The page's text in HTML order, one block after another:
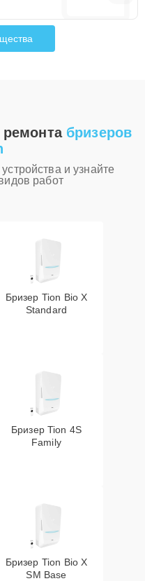
бризеров
и узнайте
работ
Бризер Tion Bio X
Standard
Бризер Tion 4S
Family
Бризер Tion Bio X
SM Base